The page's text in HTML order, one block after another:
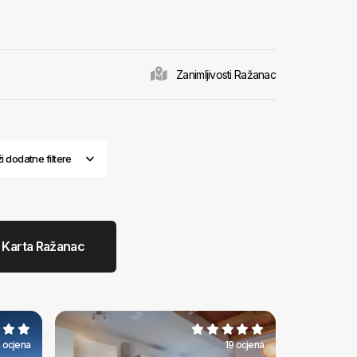
i uživaju
sve što je
Zanimljivosti Ražanac
dodatne filtere
Karta Ražanac
ocjena 19 ocjena